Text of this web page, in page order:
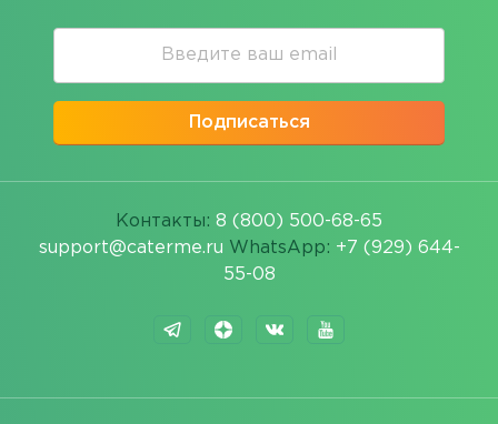
Подписаться
Контакты: 8 (800) 500-68-65
support@caterme.ru WhatsApp: +7 (929) 644-
55-08